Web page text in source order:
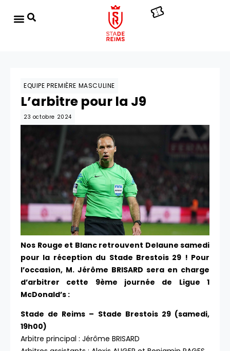
EQUIPE PREMIÈRE MASCULINE
L’arbitre pour la J9
23 octobre 2024
Nos Rouge et Blanc retrouvent Delaune samedi
pour la réception du Stade Brestois 29 ! Pour
l’occasion, M. Jérôme BRISARD sera en charge
d’arbitrer cette 9ème journée de Ligue 1
McDonald’s :
Stade de Reims – Stade Brestois 29 (samedi,
19h00)
Arbitre principal : Jérôme BRISARD